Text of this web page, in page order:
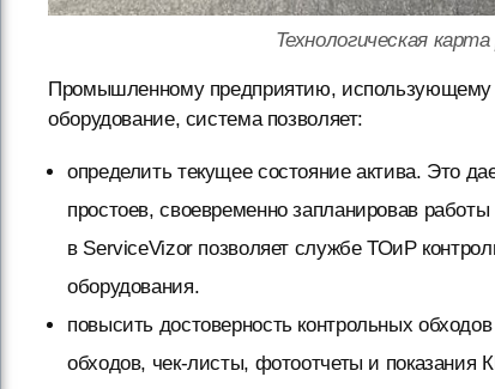
Технологическая
Промышленному предприятию, использующему в
оборудование, система позволяет:
определить текущее состояние актива. Это
простоев, своевременно запланировав
в ServiceVizor позволяет службе ТОиР
оборудования.
повысить достоверность контрольных
обходов, чек-листы, фотоотчеты и